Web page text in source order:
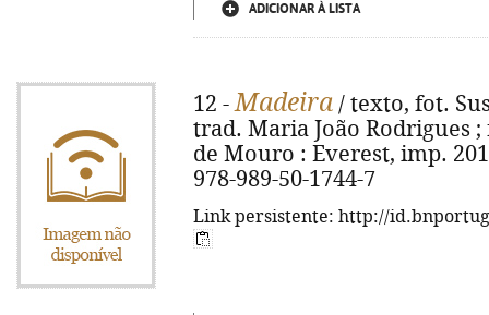
ADICIONAR À LISTA
12 -Madeira / texto, fot.
trad. Maria João Rodrigues
de Mouro : Everest, imp.
978-989-50-1744-7
Link persistente: http://